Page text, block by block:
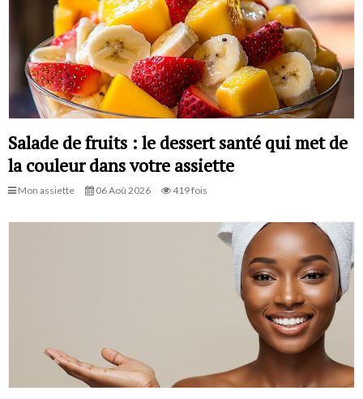
Salade de fruits : le dessert santé qui met de
la couleur dans votre assiette
Mon assiette 06 Aoû 2026 419 fois